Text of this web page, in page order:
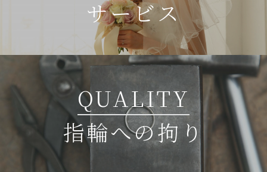
サービス
QUALITY
指輪への拘り